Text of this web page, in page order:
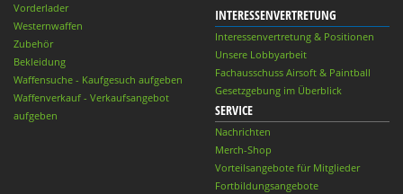
Vorderlader
Westernwaffen
Zubehör
Bekleidung
Waffensuche - Kaufgesuch aufgeben
Waffenverkauf - Verkaufsangebot
aufgeben
INTERESSENVERTRETUNG
Interessenvertretung & Positionen
Unsere Lobbyarbeit
Fachausschuss Airsoft & Paintball
Gesetzgebung im Überblick
SERVICE
Nachrichten
Merch-Shop
Vorteilsangebote für Mitglieder
Fortbildungsangebote